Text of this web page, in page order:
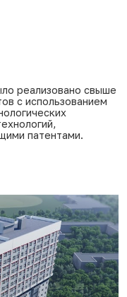
реализовано свыше
с использованием
патентами.